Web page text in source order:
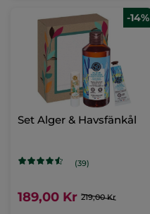
-14%
Set Alger & Havsfänkål
(39)
189,00 Kr 219,00 Kr